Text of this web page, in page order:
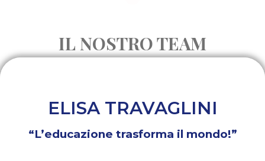
IL NOSTRO TEAM
ELISA TRAVAGLINI
“L’educazione trasforma il mondo!”